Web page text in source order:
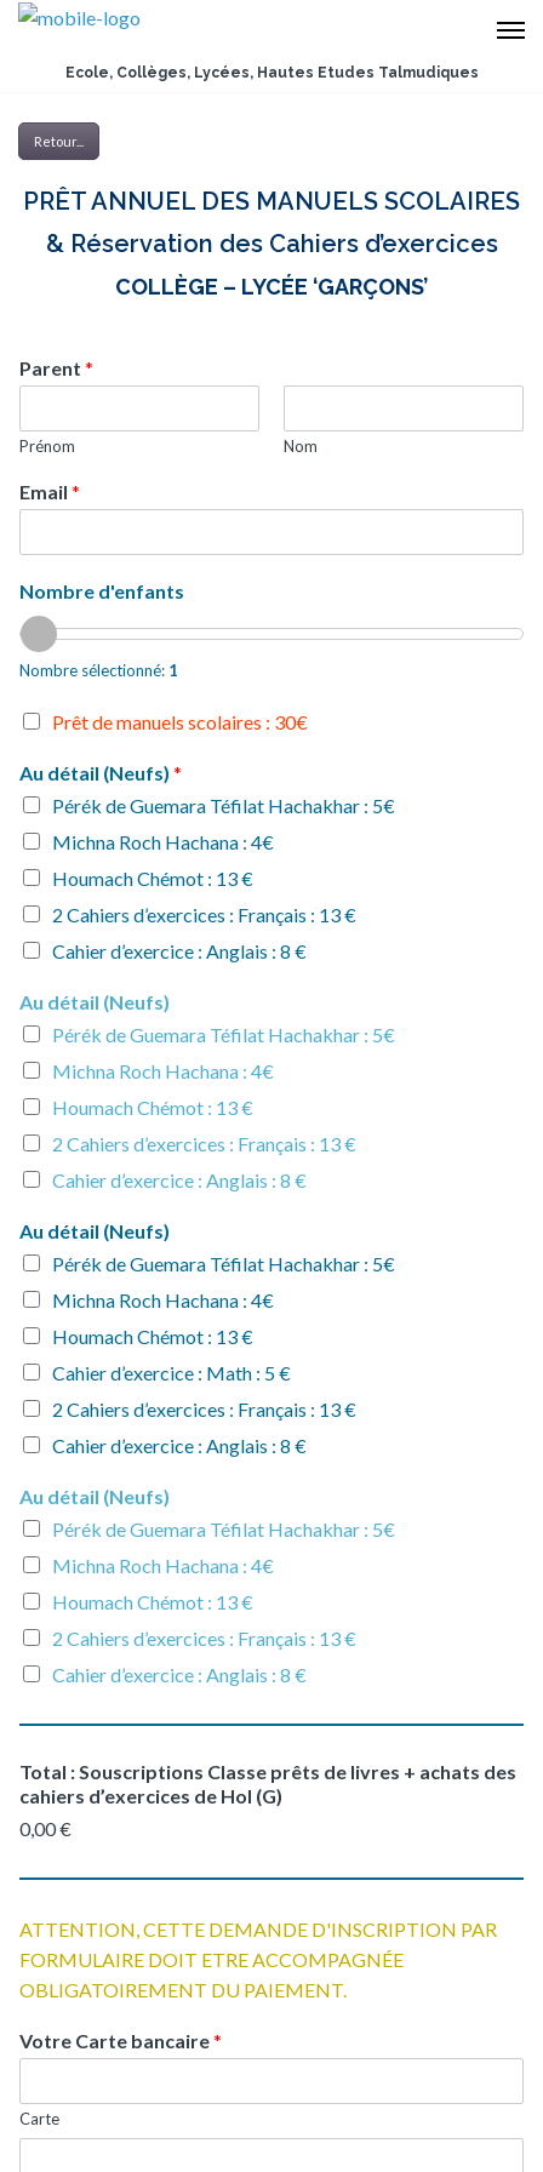
Ecole, Collèges, Lycées, Hautes Etudes Talmudiques
Retour...
PRÊT ANNUEL DES MANUELS SCOLAIRES
& Réservation des Cahiers d’exercices
COLLÈGE – LYCÉE ‘GARÇONS’
Parent *
Prénom Nom
Email *
Nombre d'enfants
Nombre sélectionné: 1
P
ê
d
e
a
n
e
s
s
o
r
s
*
Prêt de manuels scolaires : 30€
Au détail (Neufs) *
Pérék de Guemara Téfilat Hachakhar : 5€
Michna Roch Hachana : 4€
Houmach Chémot : 13 €
2 Cahiers d’exercices : Français : 13 €
Cahier d’exercice : Anglais : 8 €
Au détail (Neufs)
Pérék de Guemara Téfilat Hachakhar : 5€
Michna Roch Hachana : 4€
Houmach Chémot : 13 €
2 Cahiers d’exercices : Français : 13 €
Cahier d’exercice : Anglais : 8 €
Au détail (Neufs)
Pérék de Guemara Téfilat Hachakhar : 5€
Michna Roch Hachana : 4€
Houmach Chémot : 13 €
Cahier d’exercice : Math : 5 €
2 Cahiers d’exercices : Français : 13 €
Cahier d’exercice : Anglais : 8 €
Au détail (Neufs)
Pérék de Guemara Téfilat Hachakhar : 5€
Michna Roch Hachana : 4€
Houmach Chémot : 13 €
2 Cahiers d’exercices : Français : 13 €
Cahier d’exercice : Anglais : 8 €
Total : Souscriptions Classe prêts de livres + achats des
cahiers d’exercices de Hol (G)
0,00 €
ATTENTION, CETTE DEMANDE D'INSCRIPTION PAR
FORMULAIRE DOIT ETRE ACCOMPAGNÉE
OBLIGATOIREMENT DU PAIEMENT.
Votre Carte bancaire*
Carte